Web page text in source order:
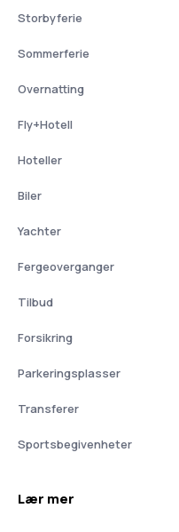
Storbyferie
Sommerferie
Overnatting
Fly+Hotell
Hoteller
Biler
Yachter
Fergeoverganger
Tilbud
Forsikring
Parkeringsplasser
Transferer
Sportsbegivenheter
Lær mer